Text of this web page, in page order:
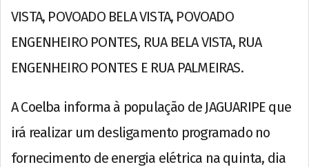
VISTA, POVOADO BELA VISTA, POVOADO
ENGENHEIRO PONTES, RUA BELA VISTA, RUA
ENGENHEIRO PONTES E RUA PALMEIRAS.
A Coelba informa à população de JAGUARIPE que
irá realizar um desligamento programado no
fornecimento de energia elétrica na quinta, dia